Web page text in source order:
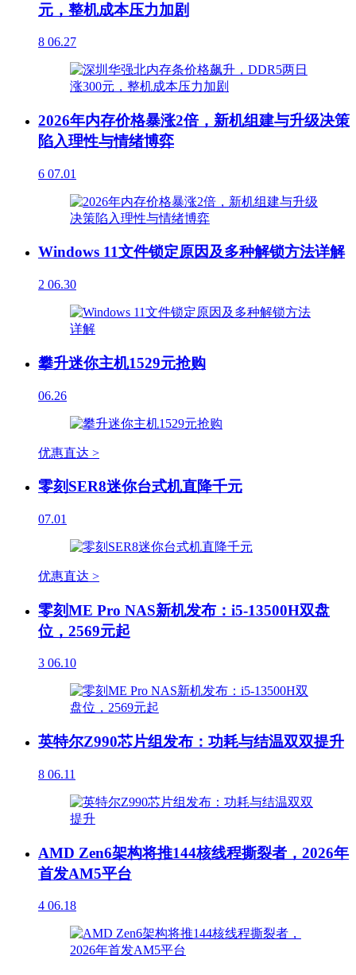
元，整机成本压力加剧
8 06.27
2026年内存价格暴涨2倍，新机组建与升级决策
陷入理性与情绪博弈
6 07.01
Windows 11文件锁定原因及多种解锁方法详解
2 06.30
攀升迷你主机1529元抢购
06.26
优惠直达 >
零刻SER8迷你台式机直降千元
07.01
优惠直达 >
零刻ME Pro NAS新机发布：i5-13500H双盘
位，2569元起
3 06.10
英特尔Z990芯片组发布：功耗与结温双双提升
8 06.11
AMD Zen6架构将推144核线程撕裂者，2026年
首发AM5平台
4 06.18